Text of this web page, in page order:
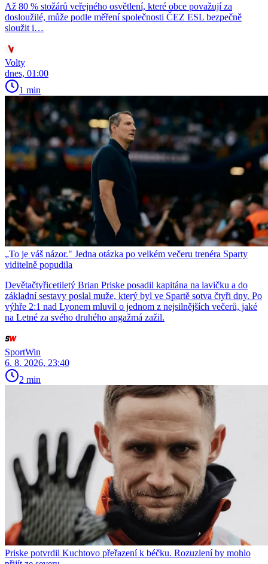
Až 80 % stožárů veřejného osvětlení, které obce považují za
dosloužilé, může podle měření společnosti ČEZ ESL bezpečně
sloužit i…
Volty
dnes, 01:00
1 min
„To je váš názor." Jedna otázka po velkém večeru trenéra Sparty
viditelně popudila
Devětačtyřicetiletý Brian Priske posadil kapitána na lavičku a do
základní sestavy poslal muže, který byl ve Spartě sotva čtyři dny. Po
výhře 2:1 nad Lyonem mluvil o jednom z nejsilnějších večerů, jaké
na Letné za svého druhého angažmá zažil.
SportWin
6. 8. 2026, 23:40
2 min
Priske potvrdil Kuchtovo přeřazení k béčku. Rozuzlení by mohlo